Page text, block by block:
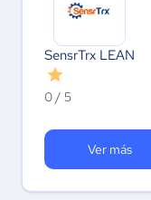
SensrTrx LEAN
0 / 5
Ver más